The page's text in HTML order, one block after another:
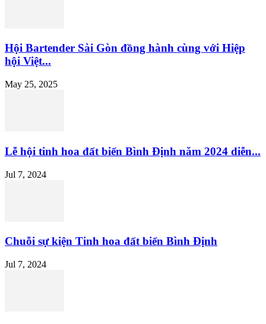
Hội Bartender Sài Gòn đồng hành cùng với Hiệp
hội Việt...
May 25, 2025
Lễ hội tinh hoa đất biển Bình Định năm 2024 diễn...
Jul 7, 2024
Chuỗi sự kiện Tinh hoa đất biển Bình Định
Jul 7, 2024